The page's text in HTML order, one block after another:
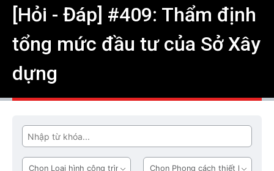
[Hỏi - Đáp] #409: Thẩm định
tổng mức đầu tư của Sở Xây
dựng
Tìm
Loại
Phong